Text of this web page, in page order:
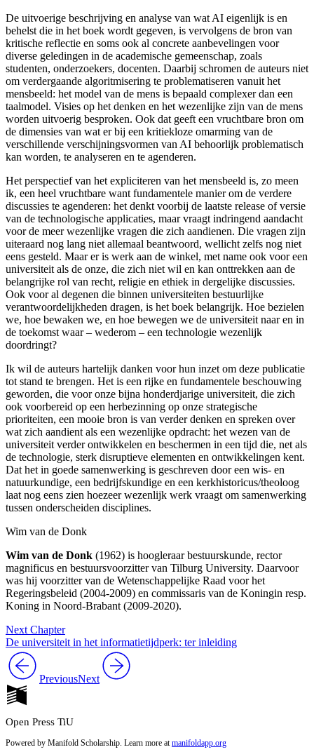
De uitvoerige beschrijving en analyse van wat AI eigenlijk is en
behelst die in het boek wordt gegeven, is vervolgens de bron van
kritische reflectie en soms ook al concrete aanbevelingen voor
diverse geledingen in de academische gemeenschap, zoals
studenten, onderzoekers, docenten. Daarbij schromen de auteurs niet
om verdergaande algoritmisering te problematiseren vanuit het
mensbeeld: het model van de mens is bepaald complexer dan een
taalmodel. Visies op het denken en het wezenlijke zijn van de mens
worden uitvoerig besproken. Ook dat geeft een vruchtbare bron om
de dimensies van wat er bij een kritiekloze omarming van de
verschillende verschijningsvormen van AI behoorlijk problematisch
kan worden, te analyseren en te agenderen.
Het perspectief van het expliciteren van het mensbeeld is, zo meen
ik, een heel vruchtbare want fundamentele manier om de verdere
discussies te agenderen: het denkt voorbij de laatste release of versie
van de technologische applicaties, maar vraagt indringend aandacht
voor de meer wezenlijke vragen die zich aandienen. Die vragen zijn
uiteraard nog lang niet allemaal beantwoord, wellicht zelfs nog niet
eens gesteld. Maar er is werk aan de winkel, met name ook voor een
universiteit als de onze, die zich niet wil en kan onttrekken aan de
belangrijke rol van recht, religie en ethiek in dergelijke discussies.
Ook voor al degenen die binnen universiteiten bestuurlijke
verantwoordelijkheden dragen, is het boek belangrijk. Hoe bezielen
we, hoe bewaken we, en hoe bewegen we de universiteit naar en in
de toekomst waar – wederom – een technologie wezenlijk
doordringt?
Ik wil de auteurs hartelijk danken voor hun inzet om deze publicatie
tot stand te brengen. Het is een rijke en fundamentele beschouwing
geworden, die voor onze bijna honderdjarige universiteit, die zich
ook voorbereid op een herbezinning op onze strategische
prioriteiten, een mooie bron is van verder denken en spreken over
wat zich aandient als een wezenlijke opdracht: het wezen van de
universiteit verder ontwikkelen en beschermen in een tijd die, net als
de technologie, sterk disruptieve elementen en ontwikkelingen kent.
Dat het in goede samenwerking is geschreven door een wis- en
natuurkundige, een bedrijfskundige en een kerkhistoricus/theoloog
laat nog eens zien hoezeer wezenlijk werk vraagt om samenwerking
tussen onderscheiden disciplines.
Wim van de Donk
Wim van de Donk (1962) is hoogleraar bestuurskunde, rector
magnificus en bestuursvoorzitter van Tilburg University. Daarvoor
was hij voorzitter van de Wetenschappelijke Raad voor het
Regeringsbeleid (2004-2009) en commissaris van de Koningin resp.
Koning in Noord-Brabant (2009-2020).
Next Chapter
De universiteit in het informatietijdperk: ter inleiding
PreviousNext
Open Press TiU
Powered by Manifold Scholarship. Learn more at manifoldapp.org